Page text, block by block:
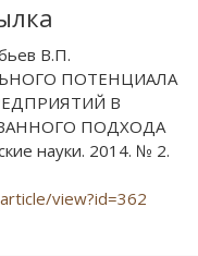
В.П.
ПОТЕНЦИАЛА
В
ПОДХОДА
науки. 2014. № 2.
view?id=362